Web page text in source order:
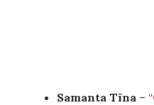
Samanta Tīna – “